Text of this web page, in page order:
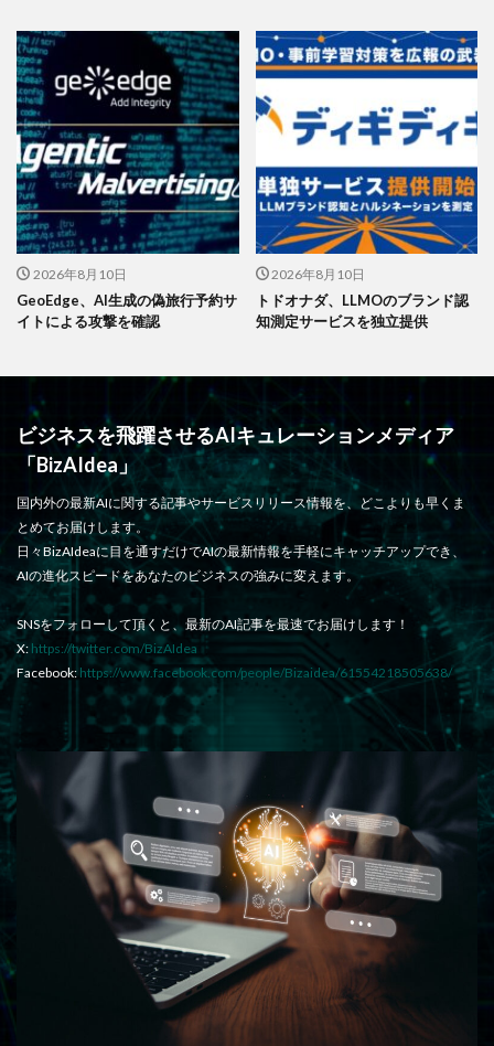
2026年8月10日
GeoEdge、AI生成の偽旅行予約サ
イトによる攻撃を確認
2026年8月10日
トドオナダ、LLMOのブランド認
知測定サービスを独立提供
ビジネスを飛躍させるAIキュレーションメディア
「BizAIdea」
国内外の最新AIに関する記事やサービスリリース情報を、どこよりも早くま
とめてお届けします。
日々BizAIdeaに目を通すだけでAIの最新情報を手軽にキャッチアップでき、
AIの進化スピードをあなたのビジネスの強みに変えます。
SNSをフォローして頂くと、最新のAI記事を最速でお届けします！
X: https://twitter.com/BizAIdea
Facebook: https://www.facebook.com/people/Bizaidea/61554218505638/